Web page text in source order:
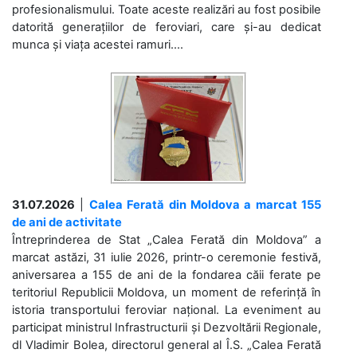
profesionalismului. Toate aceste realizări au fost posibile
datorită generațiilor de feroviari, care și-au dedicat
munca și viața acestei ramuri....
31.07.2026
Calea Ferată din Moldova a marcat 155
de ani de activitate
Întreprinderea de Stat „Calea Ferată din Moldova” a
marcat astăzi, 31 iulie 2026, printr-o ceremonie festivă,
aniversarea a 155 de ani de la fondarea căii ferate pe
teritoriul Republicii Moldova, un moment de referință în
istoria transportului feroviar național. La eveniment au
participat ministrul Infrastructurii și Dezvoltării Regionale,
dl Vladimir Bolea, directorul general al Î.S. „Calea Ferată